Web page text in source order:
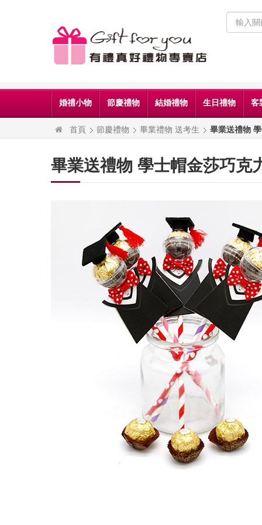
婚禮小物 節慶禮物 結婚禮物 生日禮物 客
首頁 節慶禮物 畢業禮物 送考生 畢業送禮物
畢業送禮物 學士帽金莎巧克